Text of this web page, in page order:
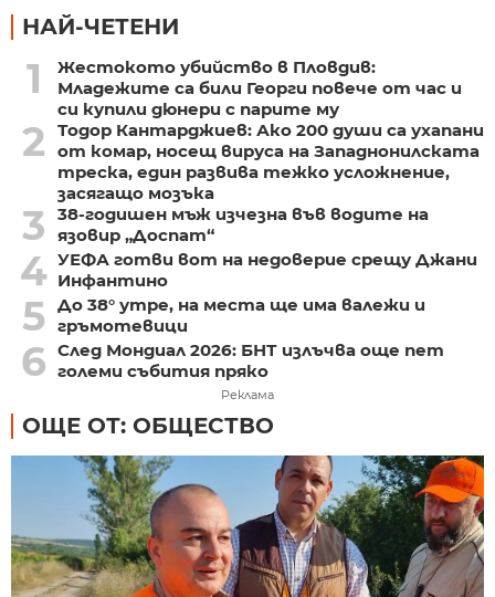
НАЙ-ЧЕТЕНИ
1
Жестокото убийство в Пловдив:
Младежите са били Георги повече от час и
си купили дюнери с парите му
2
Тодор Кантарджиев: Ако 200 души са ухапани
от комар, носещ вируса на Западнонилската
треска, един развива тежко усложнение,
засягащо мозъка
3
38-годишен мъж изчезна във водите на
язовир „Доспат“
4 УЕФА готви вот на недоверие срещу Джани
Инфантино
5 До 38° утре, на места ще има валежи и
гръмотевици
6 След Мондиал 2026: БНТ излъчва още пет
големи събития пряко
Реклама
ОЩЕ ОТ: ОБЩЕСТВО